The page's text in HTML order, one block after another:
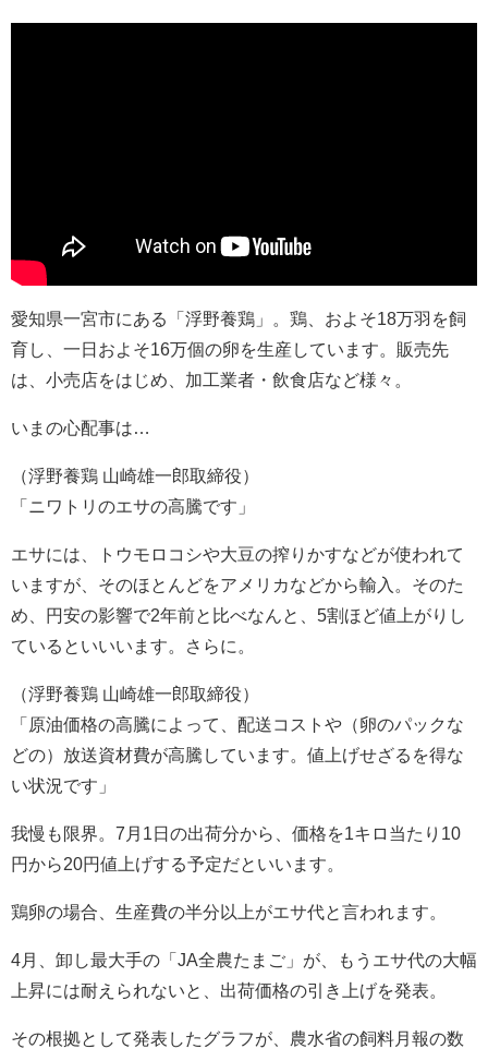
愛知県一宮市にある「浮野養鶏」。鶏、およそ18万羽を飼
育し、一日およそ16万個の卵を生産しています。販売先
は、小売店をはじめ、加工業者・飲食店など様々。
いまの心配事は…
（浮野養鶏 山崎雄一郎取締役）
「ニワトリのエサの高騰です」
エサには、トウモロコシや大豆の搾りかすなどが使われて
いますが、そのほとんどをアメリカなどから輸入。そのた
め、円安の影響で2年前と比べなんと、5割ほど値上がりし
ているといいいます。さらに。
（浮野養鶏 山崎雄一郎取締役）
「原油価格の高騰によって、配送コストや（卵のパックな
どの）放送資材費が高騰しています。値上げせざるを得な
い状況です」
我慢も限界。7月1日の出荷分から、価格を1キロ当たり10
円から20円値上げする予定だといいます。
鶏卵の場合、生産費の半分以上がエサ代と言われます。
4月、卸し最大手の「JA全農たまご」が、もうエサ代の大幅
上昇には耐えられないと、出荷価格の引き上げを発表。
その根拠として発表したグラフが、農水省の飼料月報の数